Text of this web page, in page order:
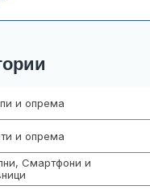
и опрема
и опрема
Смартфони и